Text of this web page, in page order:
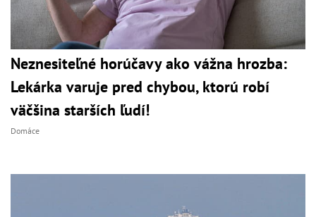
Neznesiteľné horúčavy ako vážna hrozba:
Lekárka varuje pred chybou, ktorú robí
väčšina starších ľudí!
Domáce